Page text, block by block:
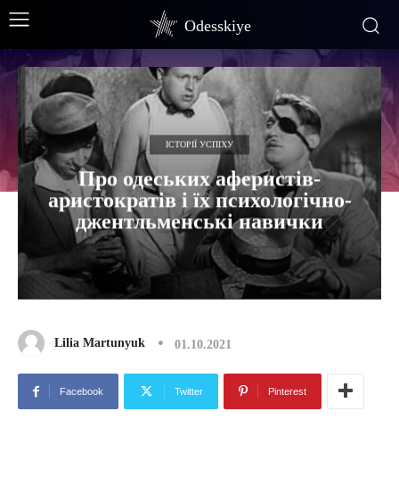
Odesskiye
ІСТОРІЇ УСПІХУ
Про одеських аферистів-
аристократів і їх психологічно-
джентльменські навички
Lilia Martunyuk 01.10.2021
Facebook Twitter Pinterest